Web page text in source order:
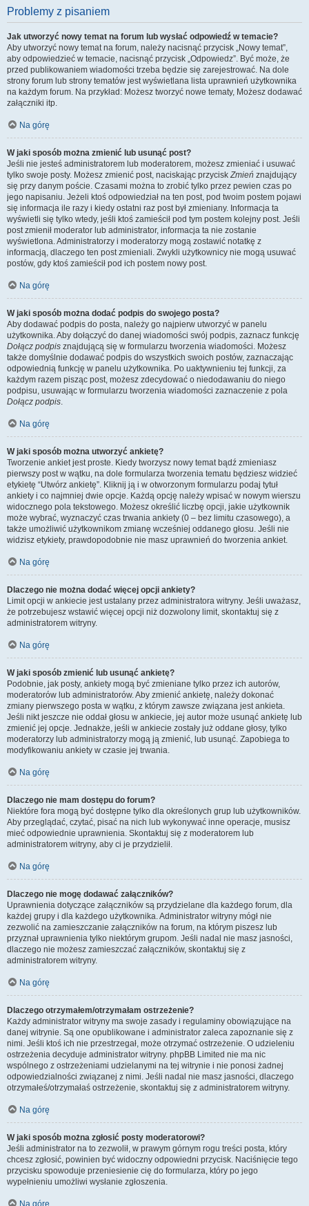
Problemy z pisaniem
Jak utworzyć nowy temat na forum lub wysłać odpowiedź w temacie?
Aby utworzyć nowy temat na forum, należy nacisnąć przycisk „Nowy temat”,
aby odpowiedzieć w temacie, nacisnąć przycisk „Odpowiedz”. Być może, że
przed publikowaniem wiadomości trzeba będzie się zarejestrować. Na dole
strony forum lub strony tematów jest wyświetlana lista uprawnień użytkownika
na każdym forum. Na przykład: Możesz tworzyć nowe tematy, Możesz dodawać
załączniki itp.
Na górę
W jaki sposób można zmienić lub usunąć post?
Jeśli nie jesteś administratorem lub moderatorem, możesz zmieniać i usuwać
tylko swoje posty. Możesz zmienić post, naciskając przyciskZmień znajdujący
się przy danym poście. Czasami można to zrobić tylko przez pewien czas po
jego napisaniu. Jeżeli ktoś odpowiedział na ten post, pod twoim postem pojawi
się informacja ile razy i kiedy ostatni raz post był zmieniany. Informacja ta
wyświetli się tylko wtedy, jeśli ktoś zamieścił pod tym postem kolejny post. Jeśli
post zmienił moderator lub administrator, informacja ta nie zostanie
wyświetlona. Administratorzy i moderatorzy mogą zostawić notatkę z
informacją, dlaczego ten post zmieniali. Zwykli użytkownicy nie mogą usuwać
postów, gdy ktoś zamieścił pod ich postem nowy post.
Na górę
W jaki sposób można dodać podpis do swojego posta?
Aby dodawać podpis do posta, należy go najpierw utworzyć w panelu
użytkownika. Aby dołączyć do danej wiadomości swój podpis, zaznacz funkcję
Dołącz podpis znajdującą się w formularzu tworzenia wiadomości. Możesz
także domyślnie dodawać podpis do wszystkich swoich postów, zaznaczając
odpowiednią funkcję w panelu użytkownika. Po uaktywnieniu tej funkcji, za
każdym razem pisząc post, możesz zdecydować o niedodawaniu do niego
podpisu, usuwając w formularzu tworzenia wiadomości zaznaczenie z pola
Dołącz podpis.
Na górę
W jaki sposób można utworzyć ankietę?
Tworzenie ankiet jest proste. Kiedy tworzysz nowy temat bądź zmieniasz
pierwszy post w wątku, na dole formularza tworzenia tematu będziesz widzieć
etykietę “Utwórz ankietę”. Kliknij ją i w otworzonym formularzu podaj tytuł
ankiety i co najmniej dwie opcje. Każdą opcję należy wpisać w nowym wierszu
widocznego pola tekstowego. Możesz określić liczbę opcji, jakie użytkownik
może wybrać, wyznaczyć czas trwania ankiety (0 – bez limitu czasowego), a
także umożliwić użytkownikom zmianę wcześniej oddanego głosu. Jeśli nie
widzisz etykiety, prawdopodobnie nie masz uprawnień do tworzenia ankiet.
Na górę
Dlaczego nie można dodać więcej opcji ankiety?
Limit opcji w ankiecie jest ustalany przez administratora witryny. Jeśli uważasz,
że potrzebujesz wstawić więcej opcji niż dozwolony limit, skontaktuj się z
administratorem witryny.
Na górę
W jaki sposób zmienić lub usunąć ankietę?
Podobnie, jak posty, ankiety mogą być zmieniane tylko przez ich autorów,
moderatorów lub administratorów. Aby zmienić ankietę, należy dokonać
zmiany pierwszego posta w wątku, z którym zawsze związana jest ankieta.
Jeśli nikt jeszcze nie oddał głosu w ankiecie, jej autor może usunąć ankietę lub
zmienić jej opcje. Jednakże, jeśli w ankiecie zostały już oddane głosy, tylko
moderatorzy lub administratorzy mogą ją zmienić, lub usunąć. Zapobiega to
modyfikowaniu ankiety w czasie jej trwania.
Na górę
Dlaczego nie mam dostępu do forum?
Niektóre fora mogą być dostępne tylko dla określonych grup lub użytkowników.
Aby przeglądać, czytać, pisać na nich lub wykonywać inne operacje, musisz
mieć odpowiednie uprawnienia. Skontaktuj się z moderatorem lub
administratorem witryny, aby ci je przydzielił.
Na górę
Dlaczego nie mogę dodawać załączników?
Uprawnienia dotyczące załączników są przydzielane dla każdego forum, dla
każdej grupy i dla każdego użytkownika. Administrator witryny mógł nie
zezwolić na zamieszczanie załączników na forum, na którym piszesz lub
przyznał uprawnienia tylko niektórym grupom. Jeśli nadal nie masz jasności,
dlaczego nie możesz zamieszczać załączników, skontaktuj się z
administratorem witryny.
Na górę
Dlaczego otrzymałem/otrzymałam ostrzeżenie?
Każdy administrator witryny ma swoje zasady i regulaminy obowiązujące na
danej witrynie. Są one opublikowane i administrator zaleca zapoznanie się z
nimi. Jeśli ktoś ich nie przestrzegał, może otrzymać ostrzeżenie. O udzieleniu
ostrzeżenia decyduje administrator witryny. phpBB Limited nie ma nic
wspólnego z ostrzeżeniami udzielanymi na tej witrynie i nie ponosi żadnej
odpowiedzialności związanej z nimi. Jeśli nadal nie masz jasności, dlaczego
otrzymałeś/otrzymałaś ostrzeżenie, skontaktuj się z administratorem witryny.
Na górę
W jaki sposób można zgłosić posty moderatorowi?
Jeśli administrator na to zezwolił, w prawym górnym rogu treści posta, który
chcesz zgłosić, powinien być widoczny odpowiedni przycisk. Naciśnięcie tego
przycisku spowoduje przeniesienie cię do formularza, który po jego
wypełnieniu umożliwi wysłanie zgłoszenia.
Na górę